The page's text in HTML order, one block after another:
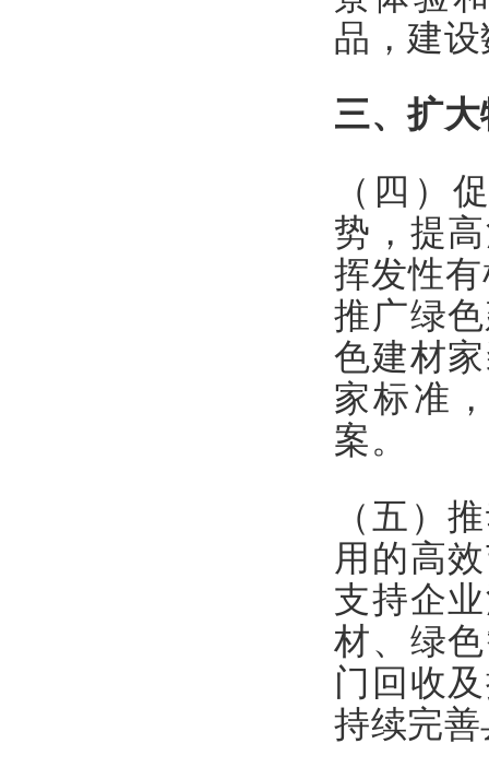
品，建
三、扩
（四）
势，提
挥发性
推广绿
色建材
家标准
案。
（五）
用的高
支持企
材、绿
门回收
持续完